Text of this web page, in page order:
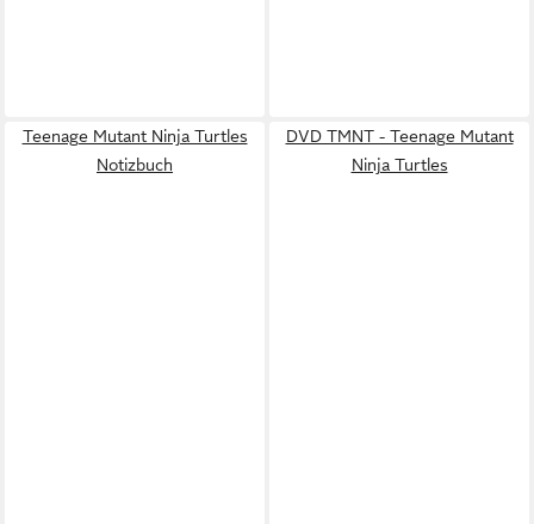
Teenage Mutant Ninja Turtles
Notizbuch
DVD TMNT - Teenage Mutant
Ninja Turtles